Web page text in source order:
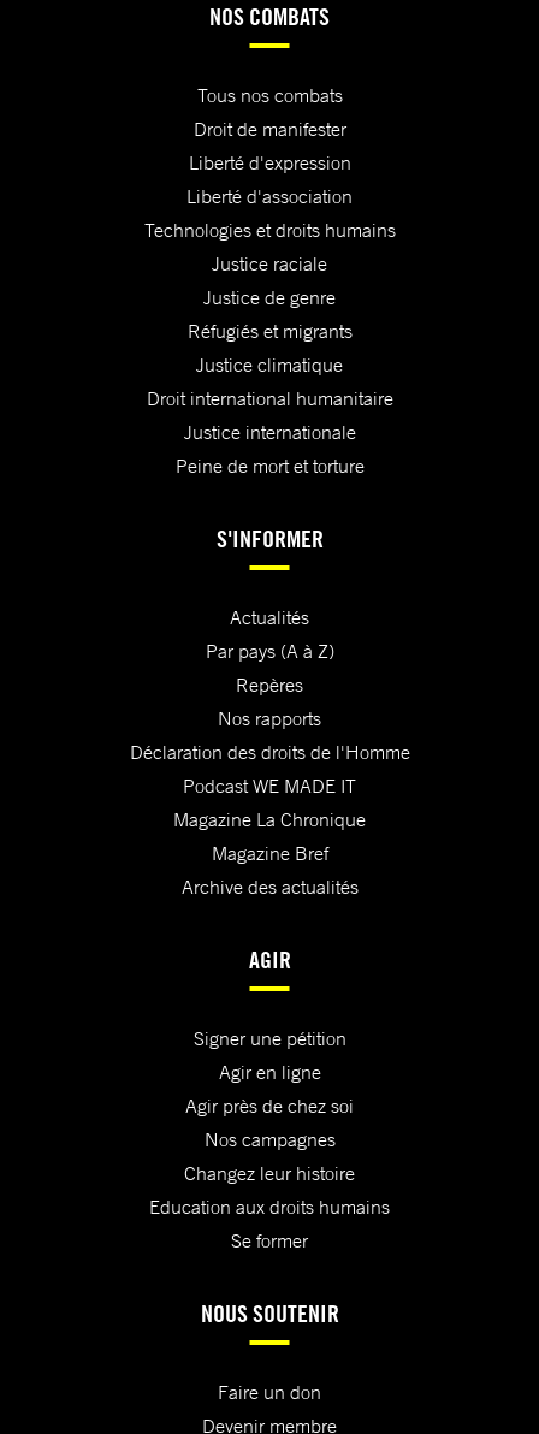
NOS COMBATS
Tous nos combats
Droit de manifester
Liberté d'expression
Liberté d'association
Technologies et droits humains
Justice raciale
Justice de genre
Réfugiés et migrants
Justice climatique
Droit international humanitaire
Justice internationale
Peine de mort et torture
S'INFORMER
Actualités
Par pays (A à Z)
Repères
Nos rapports
Déclaration des droits de l'Homme
Podcast WE MADE IT
Magazine La Chronique
Magazine Bref
Archive des actualités
AGIR
Signer une pétition
Agir en ligne
Agir près de chez soi
Nos campagnes
Changez leur histoire
Education aux droits humains
Se former
NOUS SOUTENIR
Faire un don
Devenir membre